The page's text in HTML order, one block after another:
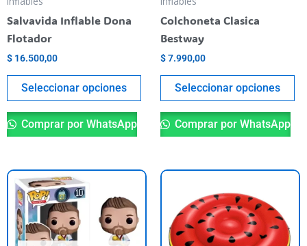
Salvavida Inflable Dona
Flotador
$ 16.500,00
Seleccionar opciones
elegir
producto
Comprar por WhatsApp
Colchoneta Clasica
Bestway
$7.990,00
Seleccionar opciones
Comprar por WhatsApp